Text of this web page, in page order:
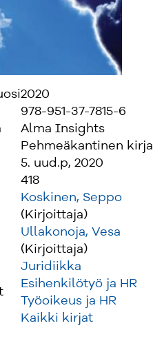
2020
978-951-37-7815-6
Alma Insights
Pehmeäkantinen kirja
5. uud.p, 2020
418
Koskinen, Seppo
(Kirjoittaja)
Ullakonoja, Vesa
(Kirjoittaja)
Juridiikka
Esihenkilötyö ja HR
Työoikeus ja HR
Kaikki kirjat